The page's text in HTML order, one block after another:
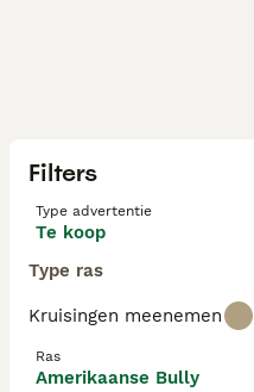
Filters
Type advertentie
Te koop
Type ras
Kruisingen meenemen
Ras
Amerikaanse Bully